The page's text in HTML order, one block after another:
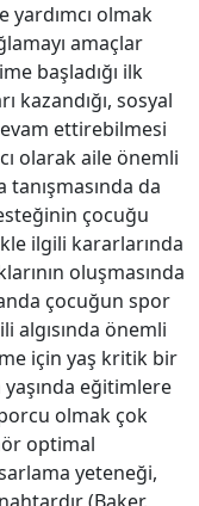
olmak
amaçlar
başladığı ilk
kazandığı, sosyal
ettirebilmesi
olarak aile önemli
da
çocuğu
ilgili kararlarında
oluşmasında
çocuğun spor
algısında önemli
için yaş kritik bir
eğitimlere
olmak çok
optimal
yeteneği,